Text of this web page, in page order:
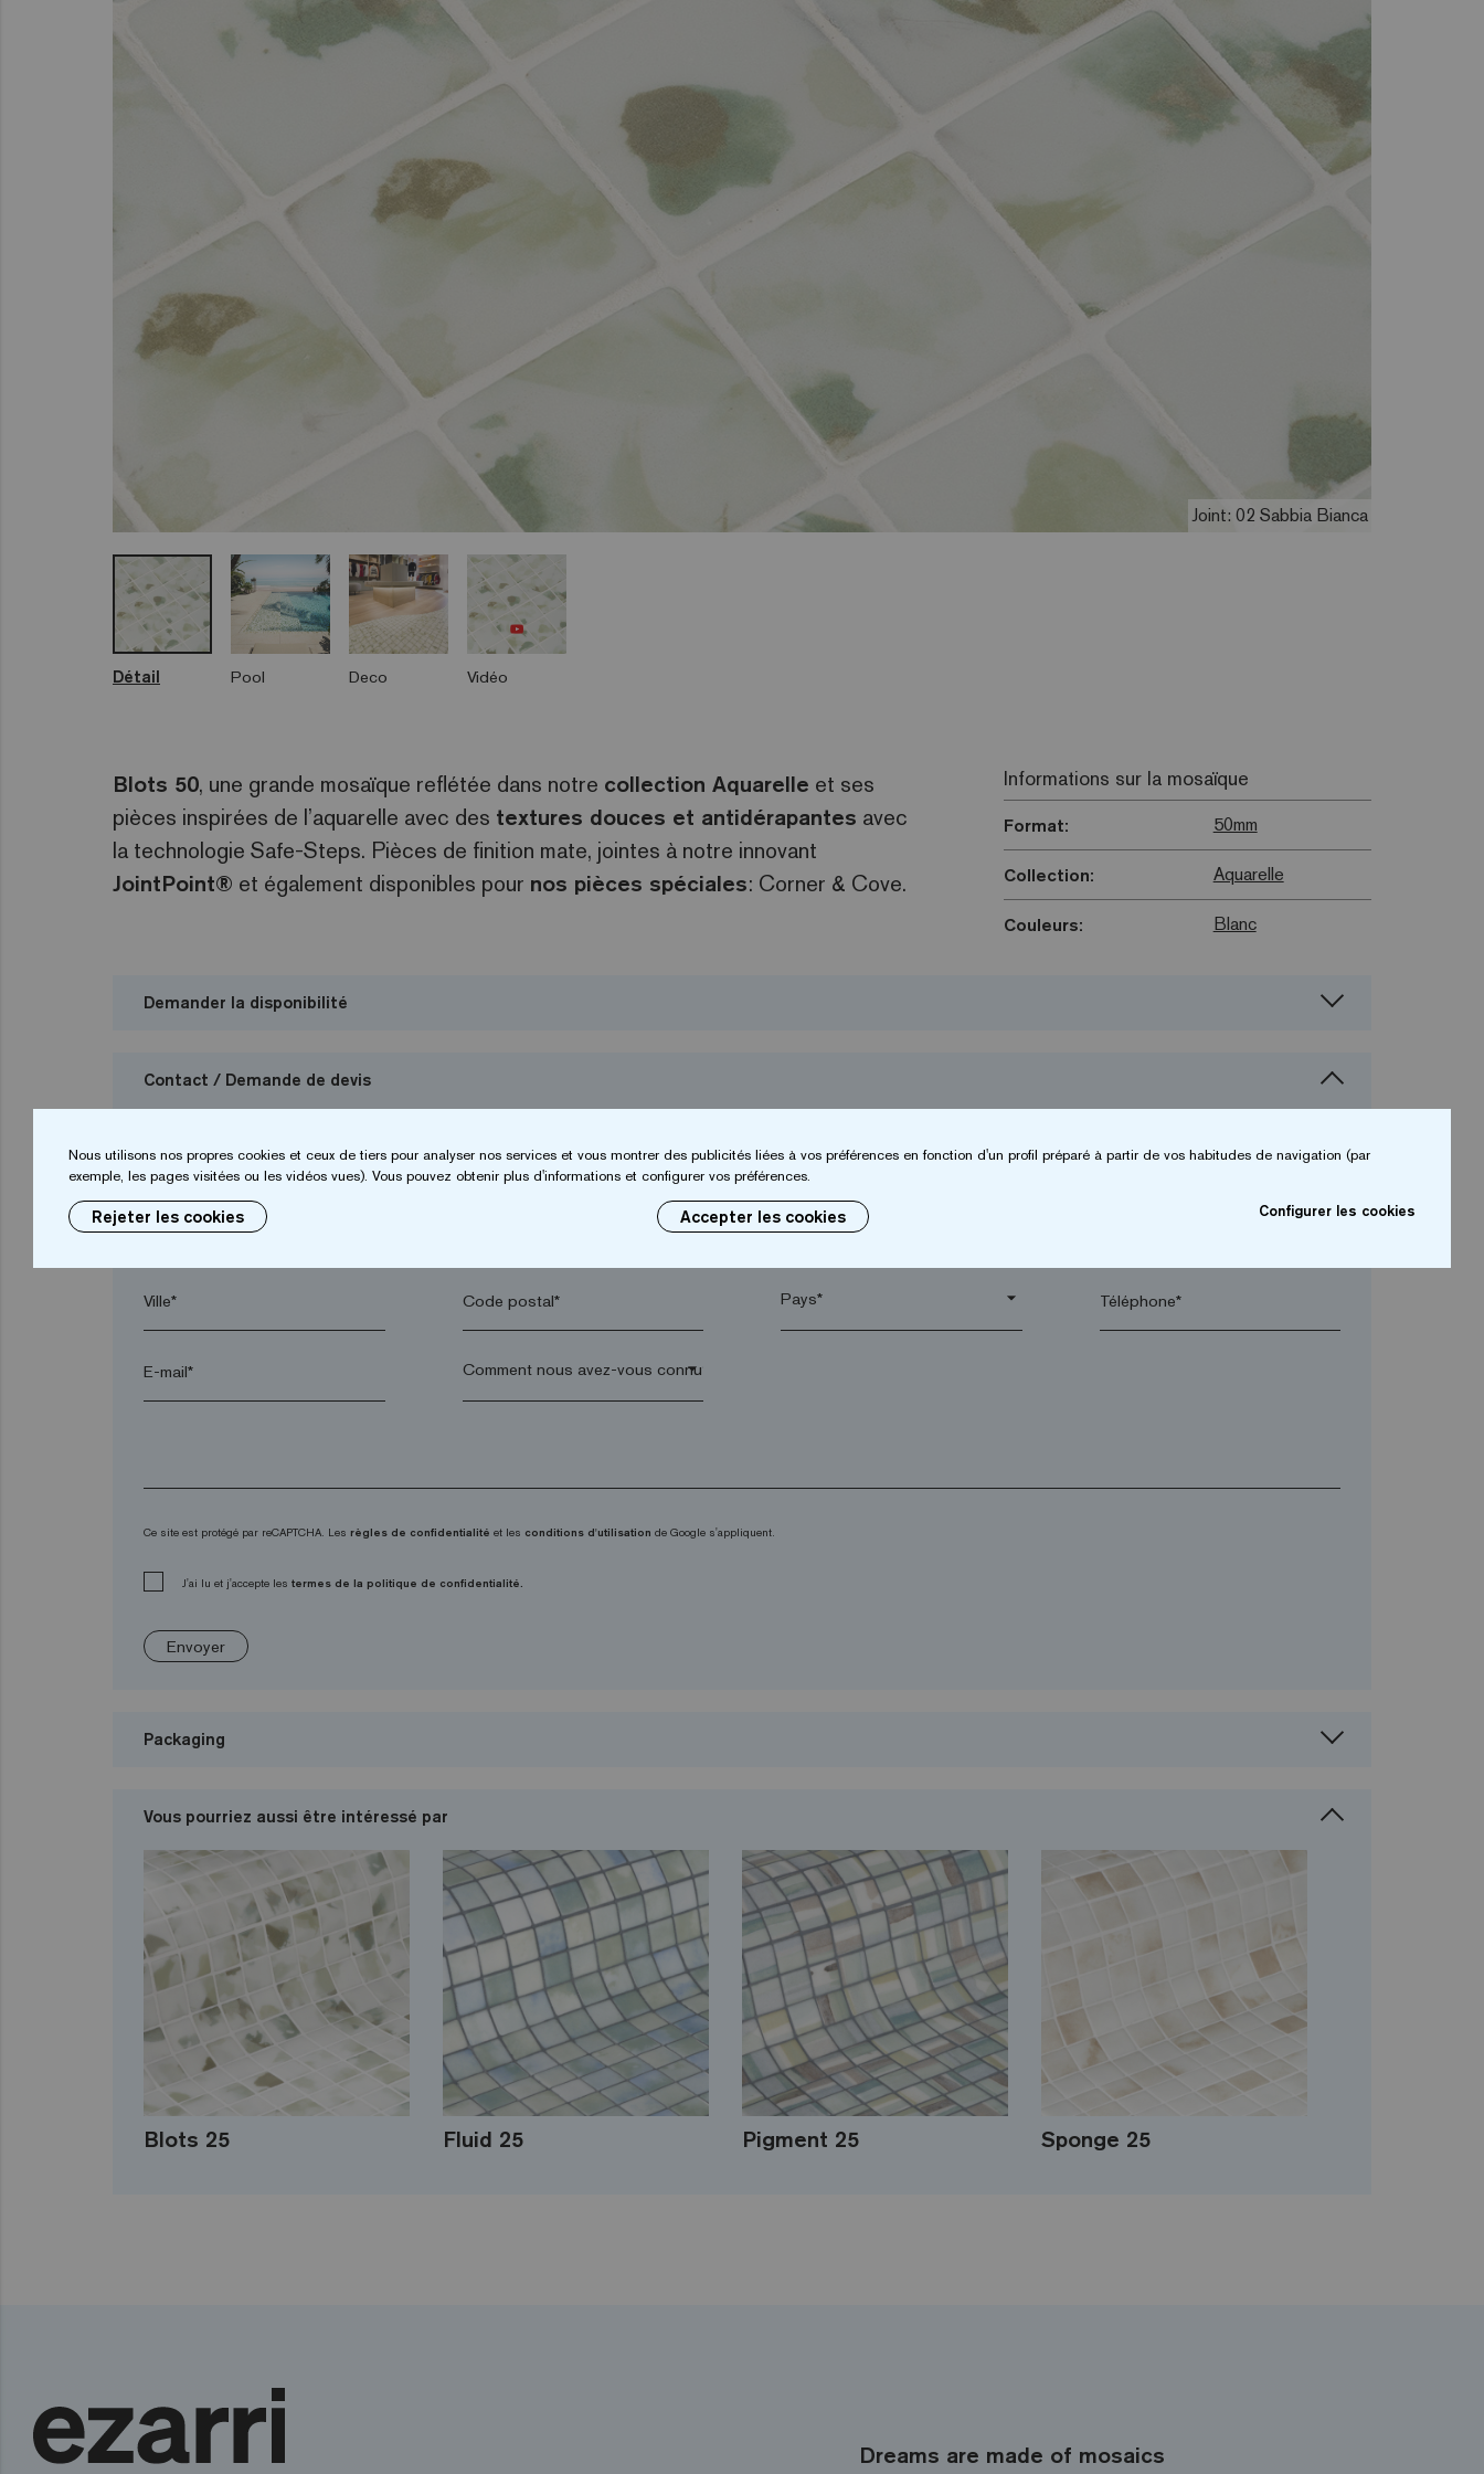
Joint: 02 Sabbia Bianca
Détail Pool Deco Vidéo
Blots 50, une grande mosaïque reflétée dans notre collection Aquarelle et ses
pièces inspirées de l’aquarelle avec des textures douces et antidérapantes avec
la technologie Safe-Steps. Pièces de finition mate, jointes à notre innovant
JointPoint® et également disponibles pour nos pièces spéciales: Corner & Cove.
Informations sur la mosaïque
Format: 50mm
Collection: Aquarelle
Couleurs: Blanc
Demander la disponibilité
Contact / Demande de devis
Prénom* Entreprise*
Ville* Code postal* arrow_drop_down Téléphone*
E-mail* arrow_drop_down
Ce site est protégé par reCAPTCHA. Les règles de confidentialité et les conditions d'utilisation de Google s'appliquent.
J'ai lu et j'accepte les termes de la politique de confidentialité.
Envoyer
Packaging
Vous pourriez aussi être intéressé par
Blots 25 Fluid 25 Pigment 25 Sponge 25
Dreams are made of mosaics
Nous utilisons nos propres cookies et ceux de tiers pour analyser nos services et vous montrer des publicités liées à vos préférences en fonction d'un profil préparé à partir de vos habitudes de navigation (par
exemple, les pages visitées ou les vidéos vues). Vous pouvez obtenir plus d'informations et configurer vos préférences.
Rejeter les cookies Accepter les cookies Configurer les cookies